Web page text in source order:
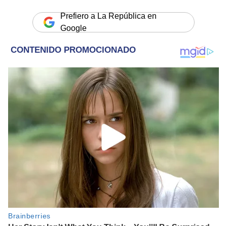
Prefiero a La República en
Google